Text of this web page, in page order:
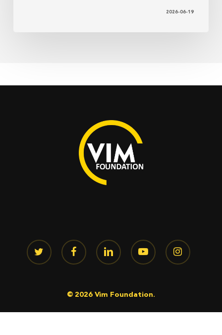
2026-06-19
twitter facebook linkedin youtubeinstagram
© 2026 Vim Foundation.